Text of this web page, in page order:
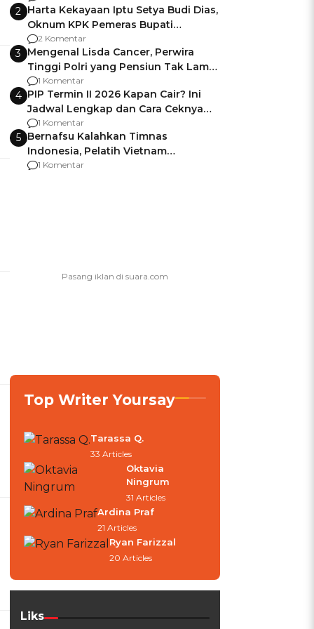
2 Harta Kekayaan Iptu Setya Budi Dias,
Oknum KPK Pemeras Bupati
Pemalang
2 Komentar
3 Mengenal Lisda Cancer, Perwira
Tinggi Polri yang Pensiun Tak Lama
Usai Jadi Brigjen
1 Komentar
4 PIP Termin II 2026 Kapan Cair? Ini
Jadwal Lengkap dan Cara Ceknya
agar Dana Tidak Hangus!
1 Komentar
5 Bernafsu Kalahkan Timnas
Indonesia, Pelatih Vietnam
Berencana Pakai Jimat di Pakansari
1 Komentar
Top Writer Yoursay
Tarassa Q.
33 Articles
Oktavia
Ningrum
31 Articles
Ardina Praf
21 Articles
Ryan Farizzal
20 Articles
Liks